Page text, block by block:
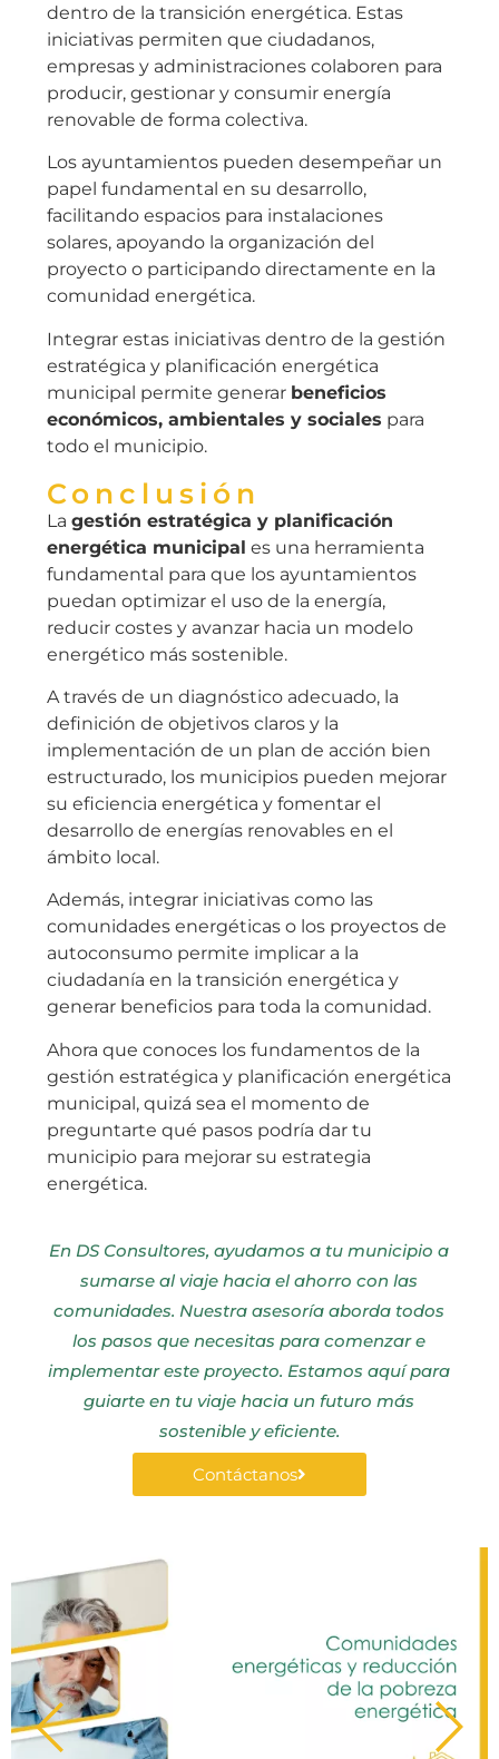
dentro de la transición energética. Estas
iniciativas permiten que ciudadanos,
empresas y administraciones colaboren para
producir, gestionar y consumir energía
renovable de forma colectiva.
Los ayuntamientos pueden desempeñar un
papel fundamental en su desarrollo,
facilitando espacios para instalaciones
solares, apoyando la organización del
proyecto o participando directamente en la
comunidad energética.
Integrar estas iniciativas dentro de la gestión
estratégica y planificación energética
municipal permite generar beneficios
económicos, ambientales y sociales para
todo el municipio.
Conclusión
Lagestión estratégica y planificación
energética municipal es una herramienta
fundamental para que los ayuntamientos
puedan optimizar el uso de la energía,
reducir costes y avanzar hacia un modelo
energético más sostenible.
A través de un diagnóstico adecuado, la
definición de objetivos claros y la
implementación de un plan de acción bien
estructurado, los municipios pueden mejorar
su eficiencia energética y fomentar el
desarrollo de energías renovables en el
ámbito local.
Además, integrar iniciativas como las
comunidades energéticas o los proyectos de
autoconsumo permite implicar a la
ciudadanía en la transición energética y
generar beneficios para toda la comunidad.
Ahora que conoces los fundamentos de la
gestión estratégica y planificación energética
municipal, quizá sea el momento de
preguntarte qué pasos podría dar tu
municipio para mejorar su estrategia
energética.
En DS Consultores, ayudamos a tu municipio a
sumarse al viaje hacia el ahorro con las
comunidades. Nuestra asesoría aborda todos
los pasos que necesitas para comenzar e
implementar este proyecto. Estamos aquí para
guiarte en tu viaje hacia un futuro más
sostenible y eficiente.
Contáctanos